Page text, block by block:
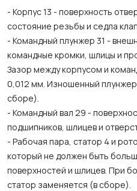
- Корпус 13 - поверхность
состояние резьбы и седла
- Командный плунжер 31 -
командные кромки, шлицы и
Зазор между корпусом и
0,012 мм. Изношенный
сборе).
- Командный вал 29 -
подшипников, шлицев и
- Рабочая пара, статор 4 и
который не должен быть
поверхностей и шлицев. При
статор заменяется (в сборе).